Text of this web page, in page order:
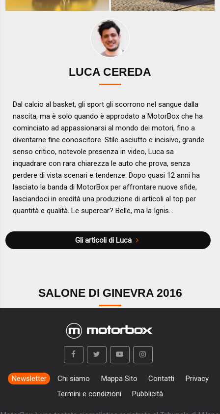
LUCA CEREDA
Dal calcio al basket, gli sport gli scorrono nel sangue dalla
nascita, ma è solo quando è approdato a MotorBox che ha
cominciato ad appassionarsi al mondo dei motori, fino a
diventarne fine conoscitore. Stile asciutto e incisivo, grande
senso critico, notevole presenza in video, Luca sa
inquadrare con rara chiarezza le auto che prova, senza
perdere di vista scenari e tendenze. Dopo quasi 12 anni ha
lasciato la banda di MotorBox per affrontare nuove sfide,
lasciandoci in eredità una produzione di articoli al top per
quantità e qualità. Le supercar? Belle, ma la Ignis...
Gli articoli di Luca
SALONE DI GINEVRA 2016
Newsletter Chi siamo Mappa Sito Contatti
Privacy
Termini e condizioni
Pubblicità